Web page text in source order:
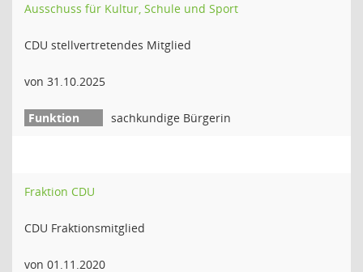
Ausschuss für Kultur, Schule und Sport
CDU stellvertretendes Mitglied
von 31.10.2025
sachkundige Bürgerin
Fraktion CDU
CDU Fraktionsmitglied
von 01.11.2020